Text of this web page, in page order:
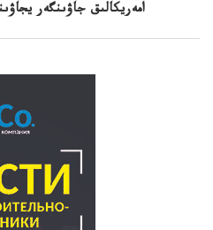
2200 امەريكالىق جاۋىنگەر